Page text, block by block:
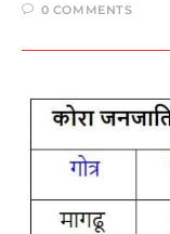
0 COMMENTS